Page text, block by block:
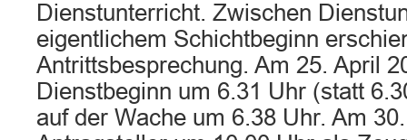
Dienstunterricht. Zwischen
eigentlichem Schichtbeginn
Antrittsbesprechung. Am 25. April
Dienstbeginn um 6.31 Uhr (statt
auf der Wache um 6.38 Uhr. Am